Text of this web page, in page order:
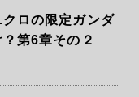
クロの限定ガンダ
第6章その２